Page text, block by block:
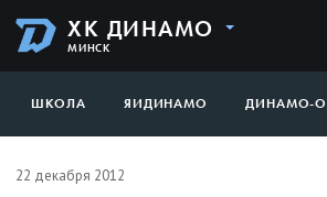
ХК ДИНАМО
МИНСК
ШКОЛА ЯИДИНАМО ДИНАМО-
22 декабря 2012